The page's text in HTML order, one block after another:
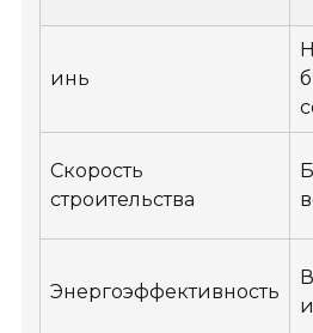
инь
Скорость
строительства
Энергоэффективность